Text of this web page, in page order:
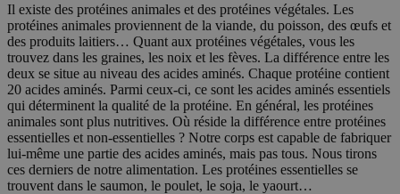
Il existe des protéines animales et des protéines végétales. Les
protéines animales proviennent de la viande, du poisson, des œufs et
des produits laitiers… Quant aux protéines végétales, vous les
trouvez dans les graines, les noix et les fèves. La différence entre les
deux se situe au niveau des acides aminés. Chaque protéine contient
20 acides aminés. Parmi ceux-ci, ce sont les acides aminés essentiels
qui déterminent la qualité de la protéine. En général, les protéines
animales sont plus nutritives. Où réside la différence entre protéines
essentielles et non-essentielles ? Notre corps est capable de fabriquer
lui-même une partie des acides aminés, mais pas tous. Nous tirons
ces derniers de notre alimentation. Les protéines essentielles se
trouvent dans le saumon, le poulet, le soja, le yaourt…